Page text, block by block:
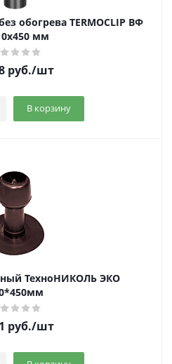
обогрева TERMOCLIP ВФ
мм
руб./шт
В корзину
ТехноНИКОЛЬ ЭКО
руб./шт